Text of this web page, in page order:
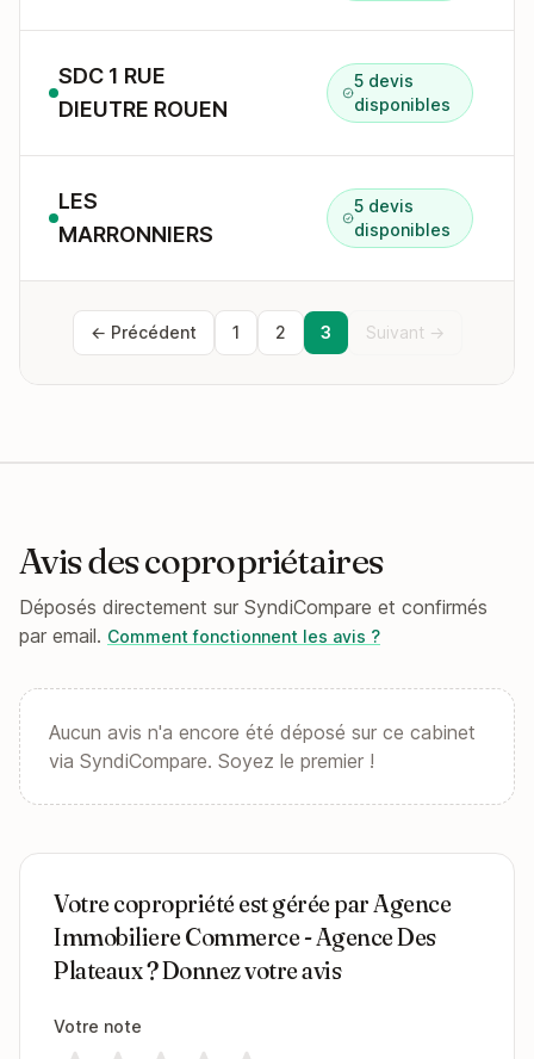
SDC 1 RUE
DIEUTRE ROUEN
5 devis
disponibles
LES
MARRONNIERS
5 devis
disponibles
← Précédent 1 2 3 Suivant →
Avis des copropriétaires
Déposés directement sur SyndiCompare et confirmés
par email. Comment fonctionnent les avis ?
Aucun avis n'a encore été déposé sur ce cabinet
via SyndiCompare. Soyez le premier !
Votre copropriété est gérée par Agence
Immobiliere Commerce - Agence Des
Plateaux ? Donnez votre avis
Votre note